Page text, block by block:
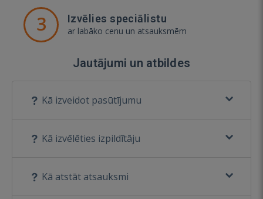
3 Izvēlies speciālistu
ar labāko cenu un atsauksmēm
Jautājumi un atbildes
Kā izveidot pasūtījumu
Kā izvēlēties izpildītāju
Kā atstāt atsauksmi